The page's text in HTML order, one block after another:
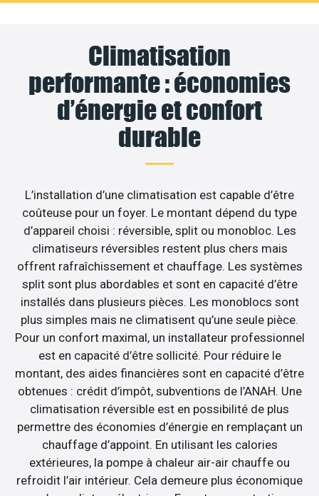
Climatisation
performante : économies
d’énergie et confort
durable
L’installation d’une climatisation est capable d’être
coûteuse pour un foyer. Le montant dépend du type
d’appareil choisi : réversible, split ou monobloc. Les
climatiseurs réversibles restent plus chers mais
offrent rafraîchissement et chauffage. Les systèmes
split sont plus abordables et sont en capacité d’être
installés dans plusieurs pièces. Les monoblocs sont
plus simples mais ne climatisent qu’une seule pièce.
Pour un confort maximal, un installateur professionnel
est en capacité d’être sollicité. Pour réduire le
montant, des aides financières sont en capacité d’être
obtenues : crédit d’impôt, subventions de l’ANAH. Une
climatisation réversible est en possibilité de plus
permettre des économies d’énergie en remplaçant un
chauffage d’appoint. En utilisant les calories
extérieures, la pompe à chaleur air-air chauffe ou
refroidit l’air intérieur. Cela demeure plus économique